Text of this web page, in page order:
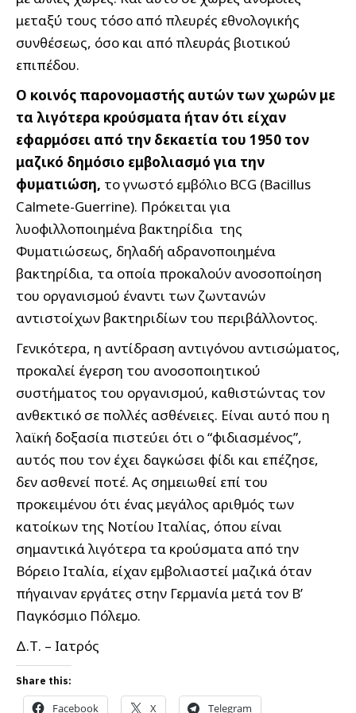
μεταξύ τους τόσο από πλευρές εθνολογικής
συνθέσεως, όσο και από πλευράς βιοτικού
επιπέδου.
Ο κοινός παρονομαστής αυτών των χωρών με
τα λιγότερα κρούσματα ήταν ότι είχαν
εφαρμόσει από την δεκαετία του 1950 τον
μαζικό δημόσιο εμβολιασμό για την
φυματιώση, το γνωστό εμβόλιο BCG (Bacillus
Calmete-Guerrine). Πρόκειται για
λυοφιλλοποιημένα βακτηρίδια της
Φυματιώσεως, δηλαδή αδρανοποιημένα
βακτηρίδια, τα οποία προκαλούν ανοσοποίηση
του οργανισμού έναντι των ζωντανών
αντιστοίχων βακτηριδίων του περιβάλλοντος.
Γενικότερα, η αντίδραση αντιγόνου αντισώματος,
προκαλεί έγερση του ανοσοποιητικού
συστήματος του οργανισμού, καθιστώντας τον
ανθεκτικό σε πολλές ασθένειες. Είναι αυτό που η
λαϊκή δοξασία πιστεύει ότι ο “φιδιασμένος”,
αυτός που τον έχει δαγκώσει φίδι και επέζησε,
δεν ασθενεί ποτέ. Ας σημειωθεί επί του
προκειμένου ότι ένας μεγάλος αριθμός των
κατοίκων της Νοτίου Ιταλίας, όπου είναι
σημαντικά λιγότερα τα κρούσματα από την
Βόρειο Ιταλία, είχαν εμβολιαστεί μαζικά όταν
πήγαιναν εργάτες στην Γερμανία μετά τον Β’
Παγκόσμιο Πόλεμο.
Δ.Τ. – Ιατρός
Share this:
Facebook X Telegram